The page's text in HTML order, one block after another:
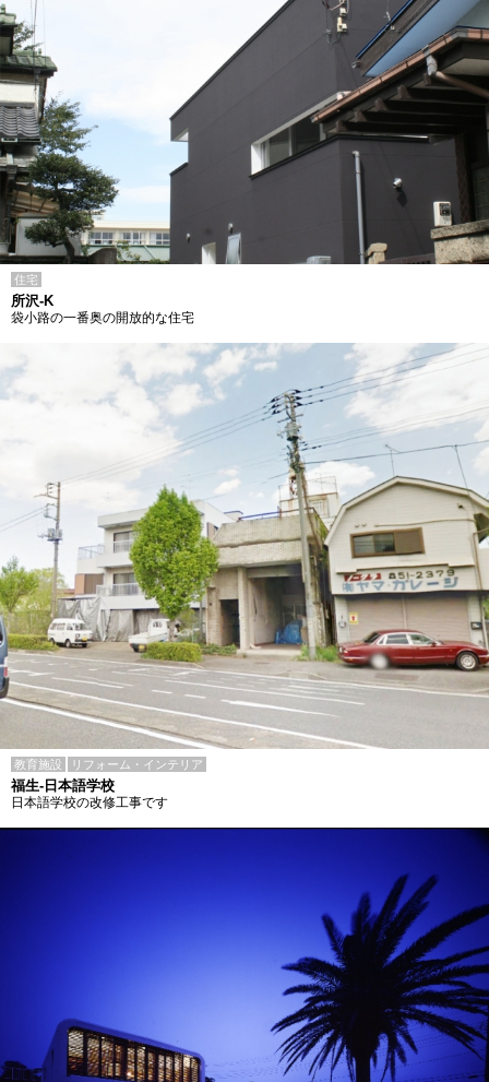
住宅
所沢-K
袋小路の一番奥の開放的な住宅
教育施設 リフォーム・インテリア
福生-日本語学校
日本語学校の改修工事です